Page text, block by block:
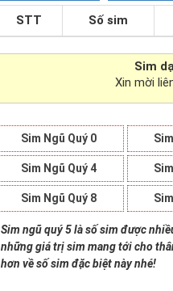
STT Số sim
Sim
Xin mời
Sim Ngũ Quý 0
Sim Ngũ Quý 4
Sim Ngũ Quý 8
Sim ngũ quý 5 là số sim được
những giá trị sim mang tới cho
hơn về số sim đặc biệt này nhé!